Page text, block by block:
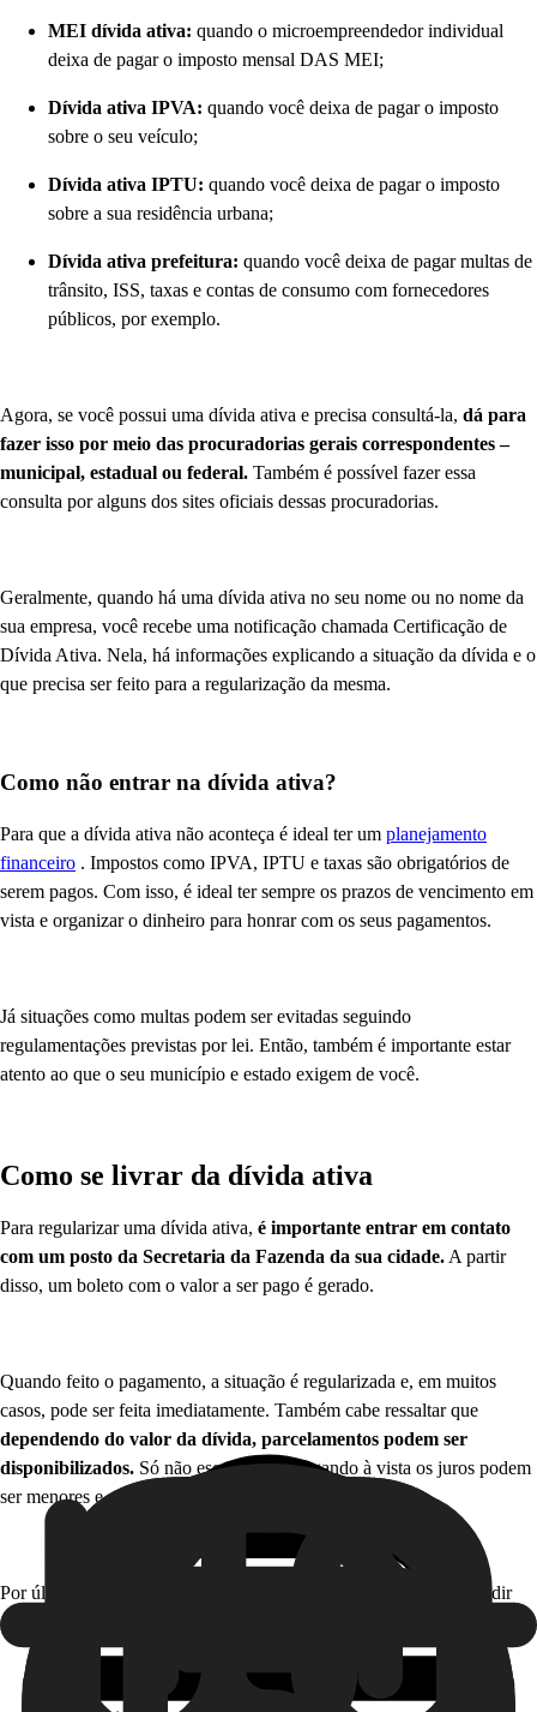
MEI dívida ativa: quando o microempreendedor individual
deixa de pagar o imposto mensal DAS MEI;
Dívida ativa IPVA: quando você deixa de pagar o imposto
sobre o seu veículo;
Dívida ativa IPTU: quando você deixa de pagar o imposto
sobre a sua residência urbana;
Dívida ativa prefeitura: quando você deixa de pagar multas de
trânsito, ISS, taxas e contas de consumo com fornecedores
públicos, por exemplo.
Agora, se você possui uma dívida ativa e precisa consultá-la, dá para
fazer isso por meio das procuradorias gerais correspondentes –
municipal, estadual ou federal. Também é possível fazer essa
consulta por alguns dos sites oficiais dessas procuradorias.
Geralmente, quando há uma dívida ativa no seu nome ou no nome da
sua empresa, você recebe uma notificação chamada Certificação de
Dívida Ativa. Nela, há informações explicando a situação da dívida e o
que precisa ser feito para a regularização da mesma.
Como não entrar na dívida ativa?
Para que a dívida ativa não aconteça é ideal ter um planejamento
financeiro . Impostos como IPVA, IPTU e taxas são obrigatórios de
serem pagos. Com isso, é ideal ter sempre os prazos de vencimento em
vista e organizar o dinheiro para honrar com os seus pagamentos.
Já situações como multas podem ser evitadas seguindo
regulamentações previstas por lei. Então, também é importante estar
atento ao que o seu município e estado exigem de você.
Como se livrar da dívida ativa
Para regularizar uma dívida ativa, é importante entrar em contato
com um posto da Secretaria da Fazenda da sua cidade. A partir
disso, um boleto com o valor a ser pago é gerado.
Quando feito o pagamento, a situação é regularizada e, em muitos
casos, pode ser feita imediatamente. Também cabe ressaltar que
dependendo do valor da dívida, parcelamentos podem ser
disponibilizados. Só não esqueça que pagando à vista os juros podem
ser menores e o valor da dívida também.
Por último, não esqueça ➡️ manter uma dívida ativa pode te impedir
de: